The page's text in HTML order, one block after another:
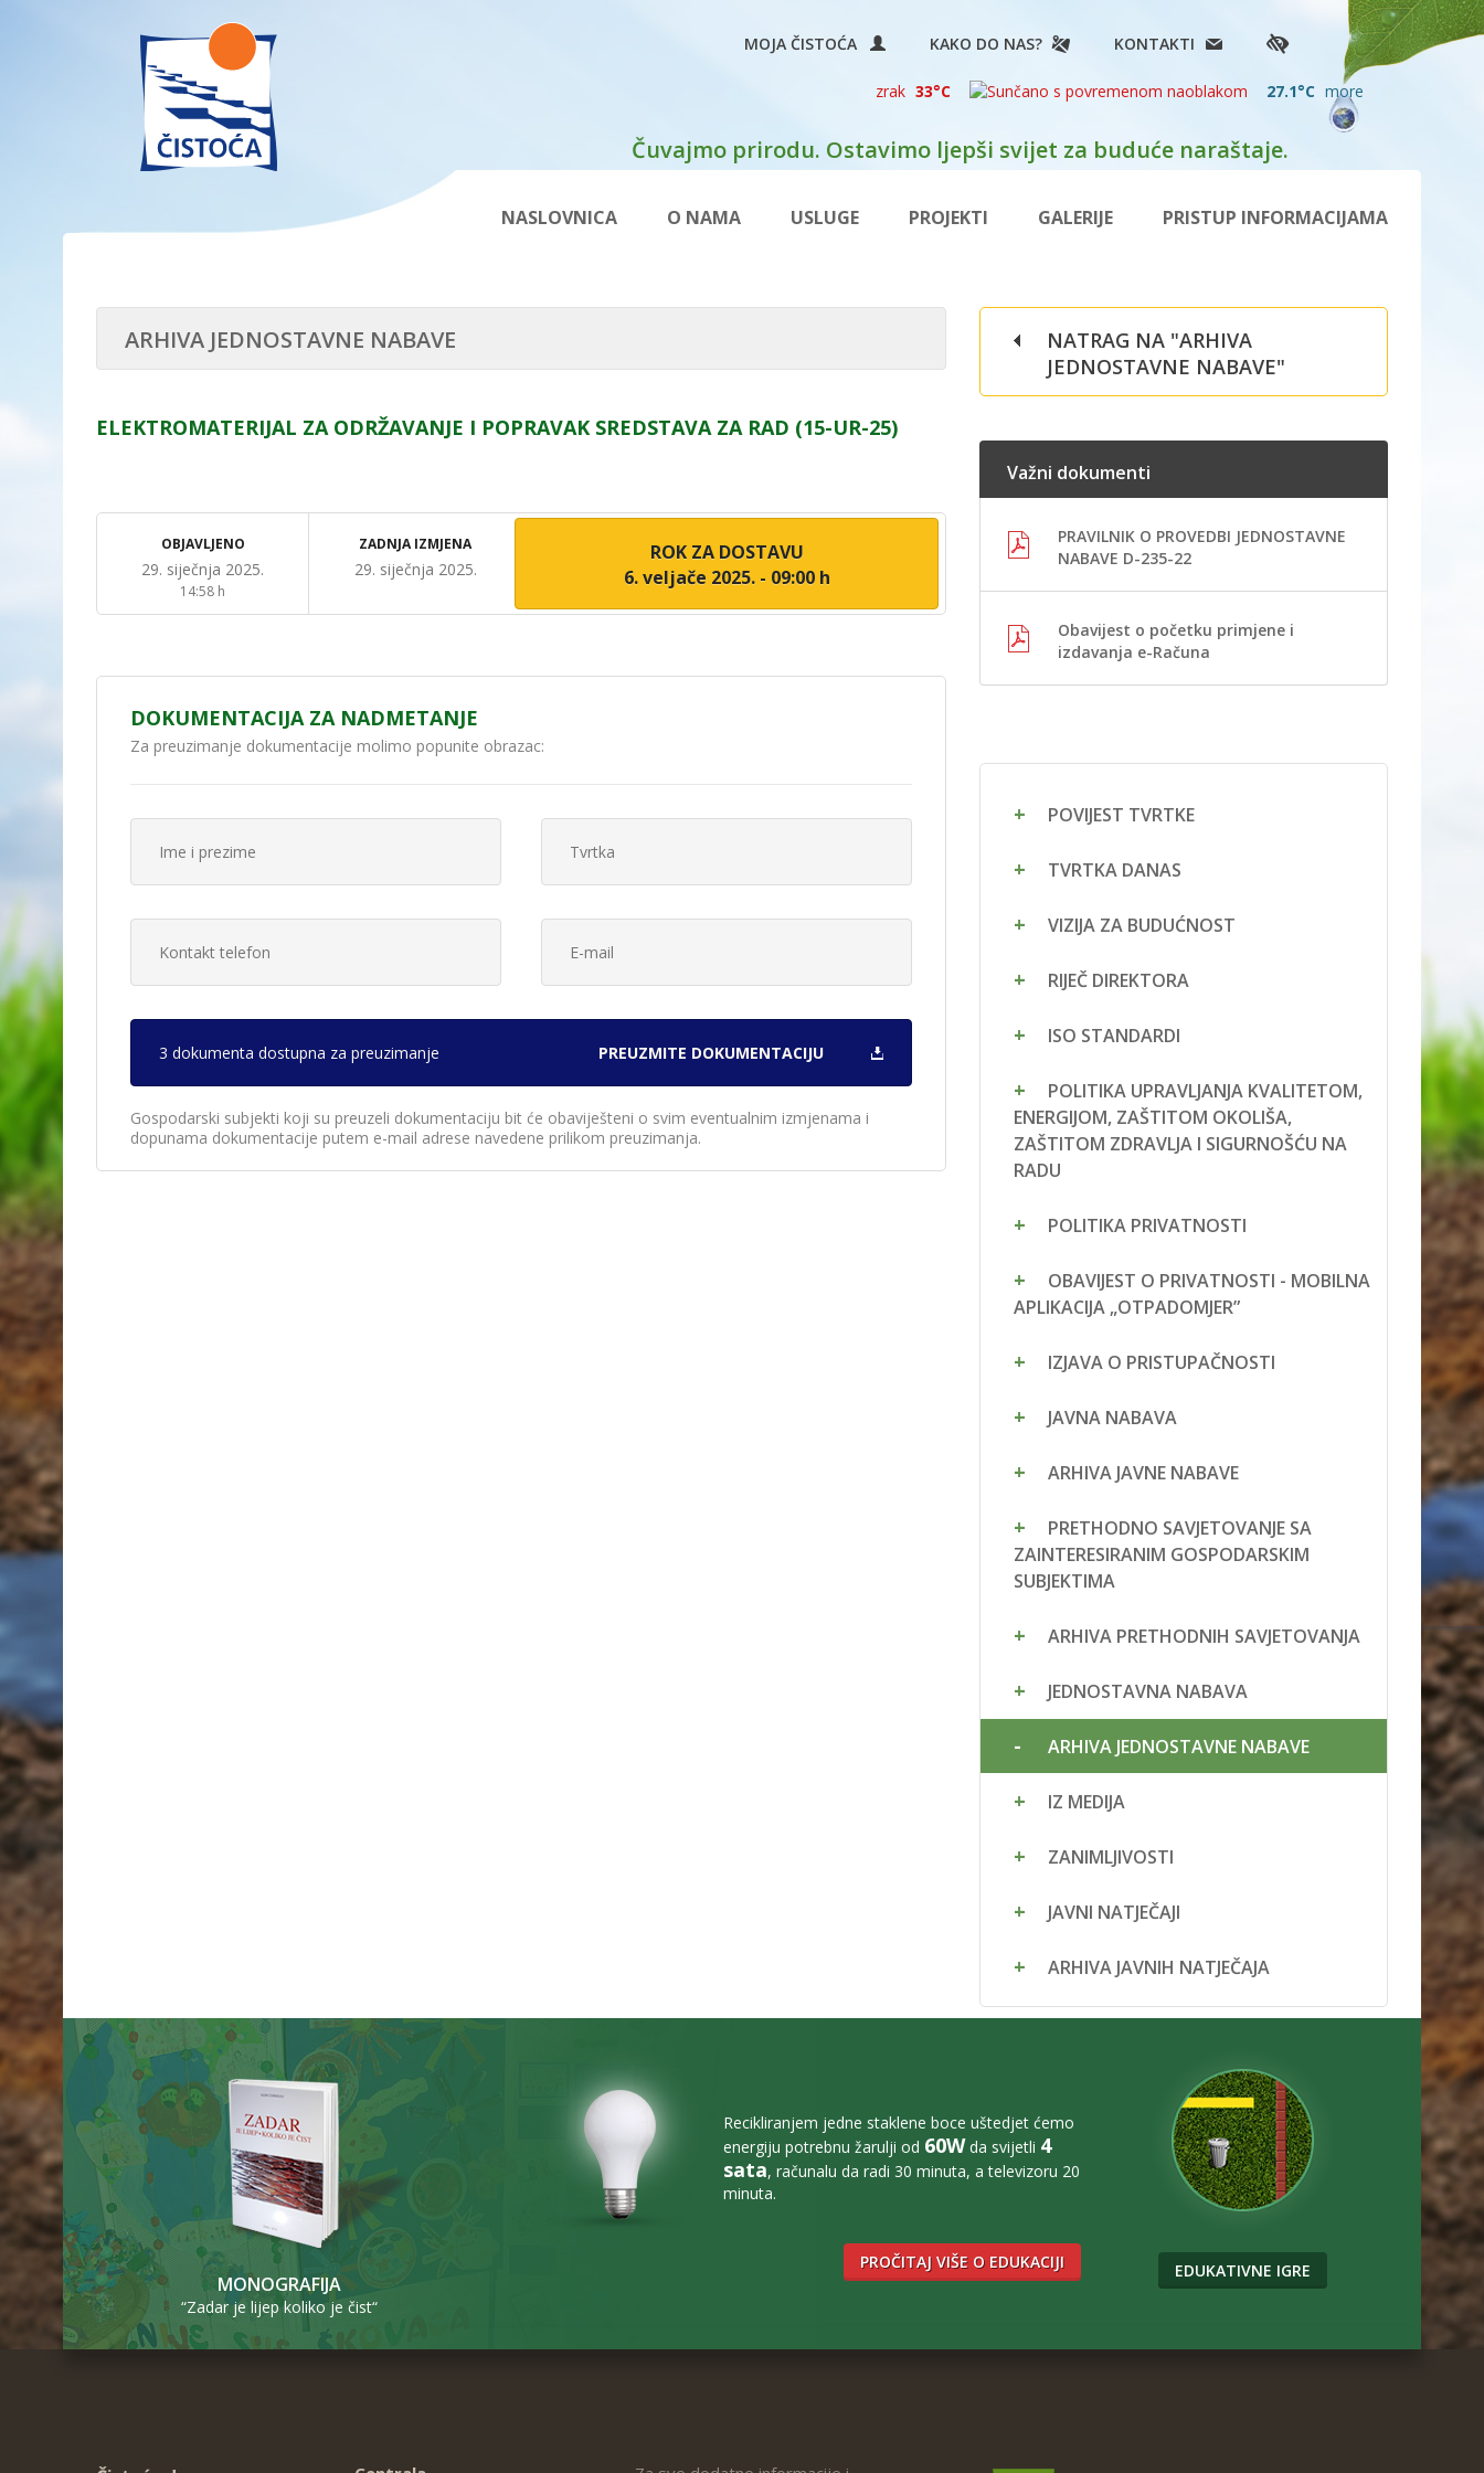
KONTAKTI
KAKO DO NAS?
MOJA ČISTOĆA
zrak 33°C 27.1°C more
Čuvajmo prirodu. Ostavimo ljepši svijet za buduće naraštaje.
NASLOVNICA O NAMA USLUGE PROJEKTI GALERIJE PRISTUP INFORMACIJAMA
ARHIVA JEDNOSTAVNE NABAVE
ELEKTROMATERIJAL ZA ODRŽAVANJE I POPRAVAK SREDSTAVA ZA RAD (15-UR-25)
OBJAVLJENO
29. siječnja 2025.
14:58 h
ZADNJA IZMJENA
29. siječnja 2025.
ROK ZA DOSTAVU
6. veljače 2025. - 09:00 h
DOKUMENTACIJA ZA NADMETANJE
Za preuzimanje dokumentacije molimo popunite obrazac:
3 dokumenta dostupna za preuzimanje
Gospodarski subjekti koji su preuzeli dokumentaciju bit će obaviješteni o svim eventualnim izmjenama i
dopunama dokumentacije putem e-mail adrese navedene prilikom preuzimanja.
NATRAG NA "ARHIVA
JEDNOSTAVNE NABAVE"
Važni dokumenti
PRAVILNIK O PROVEDBI JEDNOSTAVNE
NABAVE D-235-22
Obavijest o početku primjene i
izdavanja e-Računa
POVIJEST TVRTKE
TVRTKA DANAS
VIZIJA ZA BUDUĆNOST
RIJEČ DIREKTORA
ISO STANDARDI
POLITIKA UPRAVLJANJA KVALITETOM,
ENERGIJOM, ZAŠTITOM OKOLIŠA,
ZAŠTITOM ZDRAVLJA I SIGURNOŠĆU NA
RADU
POLITIKA PRIVATNOSTI
OBAVIJEST O PRIVATNOSTI - MOBILNA
APLIKACIJA „OTPADOMJER”
IZJAVA O PRISTUPAČNOSTI
JAVNA NABAVA
ARHIVA JAVNE NABAVE
PRETHODNO SAVJETOVANJE SA
ZAINTERESIRANIM GOSPODARSKIM
SUBJEKTIMA
ARHIVA PRETHODNIH SAVJETOVANJA
JEDNOSTAVNA NABAVA
ARHIVA JEDNOSTAVNE NABAVE
IZ MEDIJA
ZANIMLJIVOSTI
JAVNI NATJEČAJI
ARHIVA JAVNIH NATJEČAJA
MONOGRAFIJA
“Zadar je lijep koliko je čist“
Recikliranjem jedne staklene boce uštedjet ćemo
energiju potrebnu žarulji od 60Wda svijetli 4
sata, računalu da radi 30 minuta, a televizoru 20
minuta.
PROČITAJ VIŠE O EDUKACIJI EDUKATIVNE IGRE